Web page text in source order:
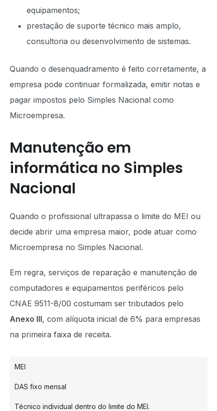
equipamentos;
prestação de suporte técnico mais amplo,
consultoria ou desenvolvimento de sistemas.
Quando o desenquadramento é feito corretamente, a
empresa pode continuar formalizada, emitir notas e
pagar impostos pelo Simples Nacional como
Microempresa.
Manutenção em
informática no Simples
Nacional
Quando o profissional ultrapassa o limite do MEI ou
decide abrir uma empresa maior, pode atuar como
Microempresa no Simples Nacional.
Em regra, serviços de reparação e manutenção de
computadores e equipamentos periféricos pelo
CNAE 9511-8/00 costumam ser tributados pelo
Anexo III, com alíquota inicial de 6% para empresas
na primeira faixa de receita.
MEI
DAS fixo mensal
Técnico individual dentro do limite do MEI.